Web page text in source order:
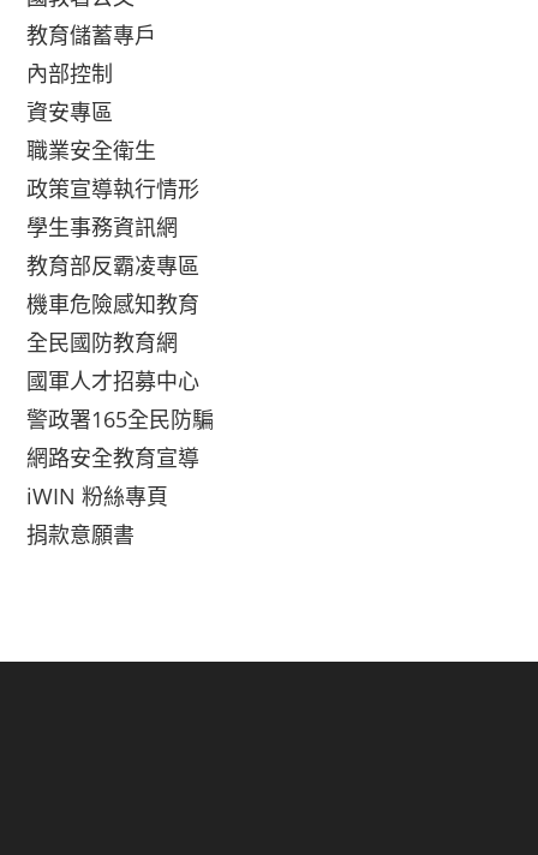
教育儲蓄專戶
內部控制
資安專區
職業安全衛生
政策宣導執行情形
學生事務資訊網
教育部反霸凌專區
機車危險感知教育
全民國防教育網
國軍人才招募中心
警政署165全民防騙
網路安全教育宣導
iWIN 粉絲專頁
捐款意願書